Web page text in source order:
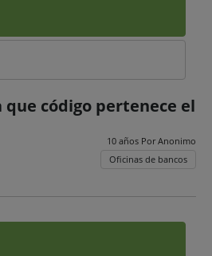
que código pertenece el
10 años PorAnonimo
Oficinas de bancos